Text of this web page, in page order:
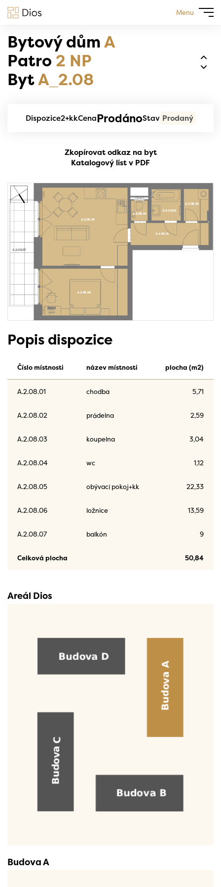
Menu
Bytový důmA
Patro 2 NP
BytA_2.08
Dispozice2+kkCenaProdánoStav Prodaný
Zkopírovat odkaz na byt
Katalogový list v PDF
Popis dispozice
Číslo místnosti název místnosti plocha (m2)
A.2.08.01 chodba 5,71
A.2.08.02 prádelna 2,59
A.2.08.03 koupelna 3,04
A.2.08.04 wc 1,12
A.2.08.05 obývací pokoj+kk 22,33
A.2.08.06 ložnice 13,59
A.2.08.07 balkón 9
Celková plocha 50,84
Areál Dios
Budova A